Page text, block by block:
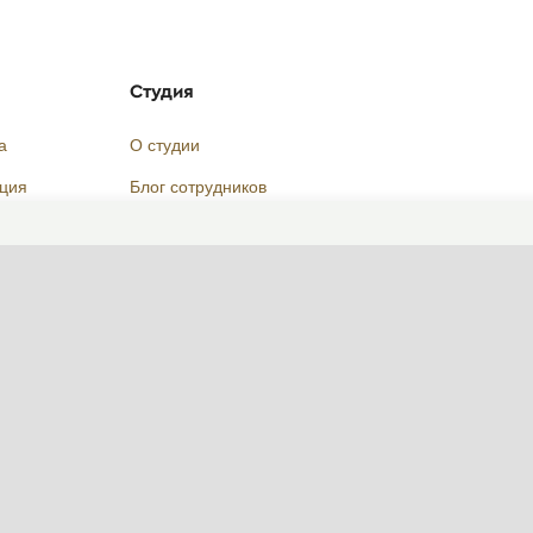
Студия
О студии
Блог сотрудников